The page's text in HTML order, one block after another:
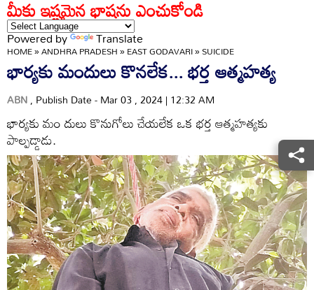
మీకు ఇష్టమైన భాషను ఎంచుకోండి
Powered by Translate
HOME»ANDHRA PRADESH»EAST GODAVARI»SUICIDE
భార్యకు మందులు కొనలేక... భర్త ఆత్మహత్య
ABN, Publish Date - Mar 03 , 2024 | 12:32 AM
భార్యకు మం దులు కొనుగోలు చేయలేక ఒక భర్త ఆత్మహత్యకు
పాల్పడ్డాడు.